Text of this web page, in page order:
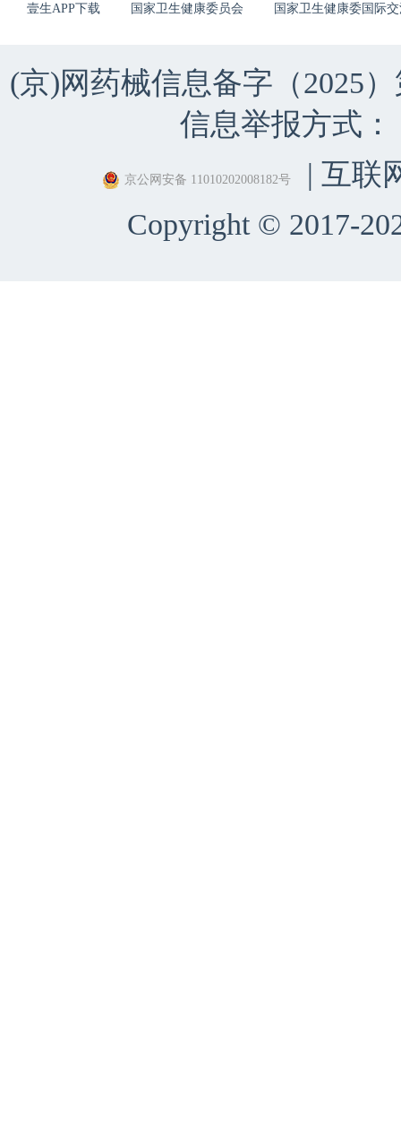
壹生APP下载 国家卫生健康委员会 国家卫生健康委国际
(京)网药械信息备字（2025
信息举报方式：
京公网安备 11010202008182号
| 互联
Copyright © 2017-